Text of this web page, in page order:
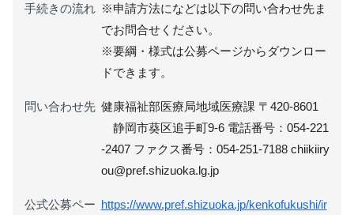
手続きの流れ ※申請方法になどは以下の問い合わせ先ま
でお問合せください。
※要綱・様式は公募ページからダウンロー
ドできます。
問い合わせ先 健康福祉部医療局地域医療課 〒420-8601
静岡市葵区追手町9-6 電話番号：054-221
-2407 ファクス番号：054-251-7188 chiikiiry
ou@pref.shizuoka.lg.jp
公式公募ペー https://www.pref.shizuoka.jp/kenkofukushi/ir